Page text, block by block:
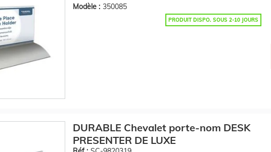
Modèle : 350085
PRODUIT DISPO. SOUS 2-10 JOURS
DURABLE Chevalet porte-nom DESK
PRESENTER DE LUXE